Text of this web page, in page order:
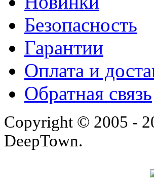
Безопасность
Гарантии
Оплата и
Обратная связь
Copyright © 2005 -
DeepTown.